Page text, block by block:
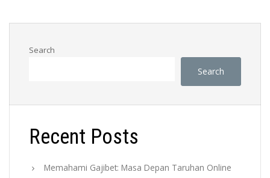
Search
Search
Recent Posts
Memahami Gajibet: Masa Depan Taruhan Online